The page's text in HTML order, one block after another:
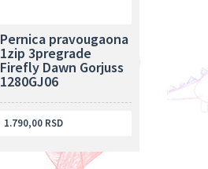
Pernica pravougaona
1zip 3pregrade
Firefly Dawn Gorjuss
1280GJ06
1.790,00 RSD